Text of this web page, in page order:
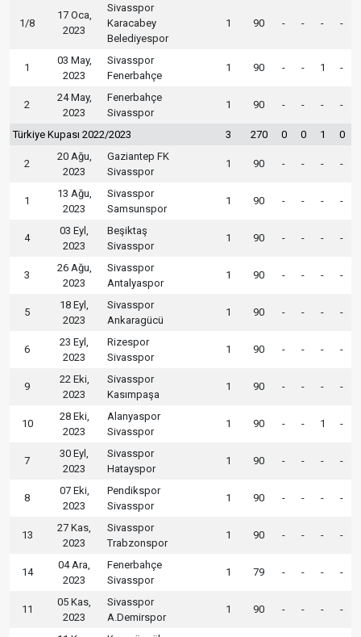
1/8
17 Oca,
2023
Sivasspor
Karacabey
Belediyespor
1 90 - - - -
1
03 May,
2023
Sivasspor
Fenerbahçe
1 90 - - 1 -
2
24 May,
2023
Fenerbahçe
Sivasspor
1 90 - - - -
Türkiye Kupası 2022/2023 3 270 0 0 1 0
2
20 Ağu,
2023
Gaziantep FK
Sivasspor
1 90 - - - -
1
13 Ağu,
2023
Sivasspor
Samsunspor
1 90 - - - -
4
03 Eyl,
2023
Beşiktaş
Sivasspor
1 90 - - - -
3
26 Ağu,
2023
Sivasspor
Antalyaspor
1 90 - - - -
5
18 Eyl,
2023
Sivasspor
Ankaragücü
1 90 - - - -
6
23 Eyl,
2023
Rizespor
Sivasspor
1 90 - - - -
9
22 Eki,
2023
Sivasspor
Kasımpaşa
1 90 - - - -
10
28 Eki,
2023
Alanyaspor
Sivasspor
1 90 - - 1 -
7
30 Eyl,
2023
Sivasspor
Hatayspor
1 90 - - - -
8
07 Eki,
2023
Pendikspor
Sivasspor
1 90 - - - -
13
27 Kas,
2023
Sivasspor
Trabzonspor
1 90 - - - -
14
04 Ara,
2023
Fenerbahçe
Sivasspor
1 79 - - - -
11
05 Kas,
2023
Sivasspor
A.Demirspor
1 90 - - - -